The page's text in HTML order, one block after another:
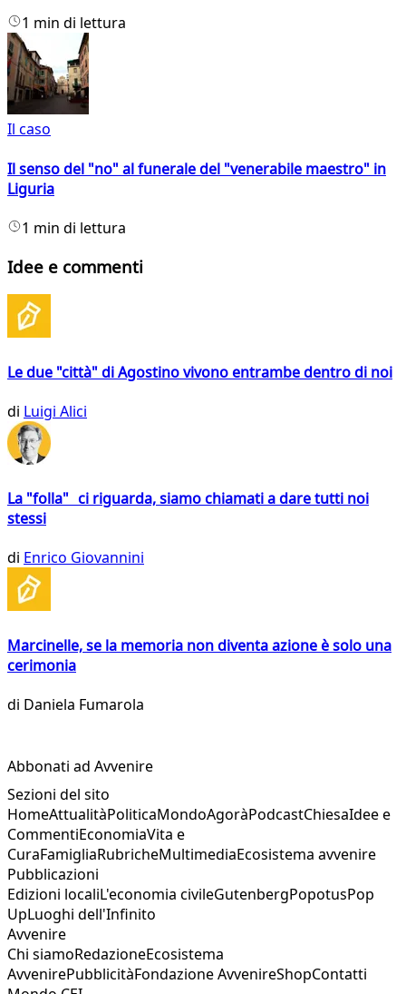
1 min di lettura
Il caso
Il senso del "no" al funerale del "venerabile maestro" in
Liguria
1 min di lettura
Idee e commenti
Le due "città" di Agostino vivono entrambe dentro di noi
di Luigi Alici
La "folla" ci riguarda, siamo chiamati a dare tutti noi
stessi
di Enrico Giovannini
Marcinelle, se la memoria non diventa azione è solo una
cerimonia
di Daniela Fumarola
Abbonati ad Avvenire
Sezioni del sito
HomeAttualitàPoliticaMondoAgoràPodcastChiesaIdee e
CommentiEconomiaVita e
CuraFamigliaRubricheMultimediaEcosistema avvenire
Pubblicazioni
Edizioni localiL'economia civileGutenbergPopotusPop
UpLuoghi dell'Infinito
Avvenire
Chi siamoRedazioneEcosistema
AvvenirePubblicitàFondazione AvvenireShopContatti